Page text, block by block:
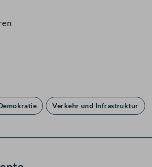
Verkehr und Infrastruktur